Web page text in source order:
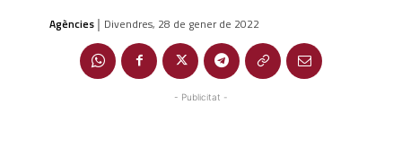
Agències | Divendres, 28 de gener de 2022
- Publicitat -